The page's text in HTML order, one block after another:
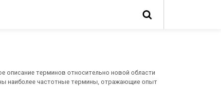
описание терминов относительно новой области
наиболее частотные термины, отражающие опыт